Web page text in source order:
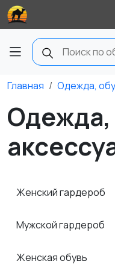
Главная Одежда,
Одежда,
Женский гардероб
Мужской гардероб
Женская обувь